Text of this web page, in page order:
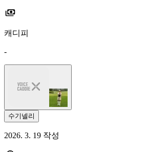
캐디피
-
수기넬리
2026. 3. 19 작성